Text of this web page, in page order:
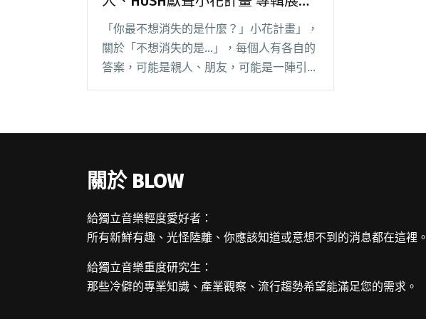
同步上線
「你最不想消失的是什麼？」小花計畫」，
關於「不想消失的是…」，每個人有各自的
答案，可能是親人、朋友，可能是一陣引起
鄉愁的香味，可能是一段純粹而鮮明的童年
關於 BLOW
給獨立音樂輕度愛好者：
所有新鮮有趣、光怪陸離、你應該知道或意想不到的消息都在這裡。
給獨立音樂重度研究生：
那些冷僻的專業知識、產業觀察、流行趨勢希望能滿足您的需求。